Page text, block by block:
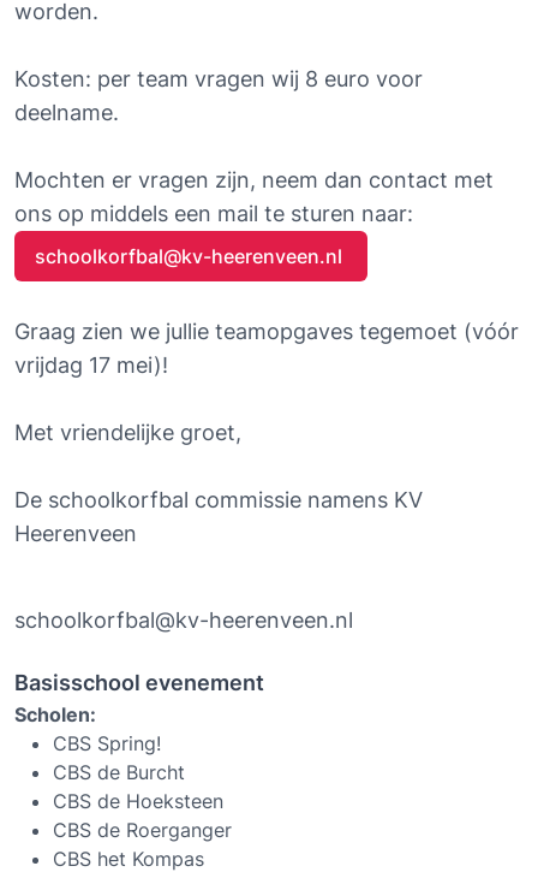
worden.
Kosten: per team vragen wij 8 euro voor
deelname.
Mochten er vragen zijn, neem dan contact met
ons op middels een mail te sturen naar:
schoolkorfbal@kv-heerenveen.nl
Graag zien we jullie teamopgaves tegemoet (vóór
vrijdag 17 mei)!
Met vriendelijke groet,
De schoolkorfbal commissie namens KV
Heerenveen
schoolkorfbal@kv-heerenveen.nl
Basisschool evenement
Scholen:
CBS Spring!
CBS de Burcht
CBS de Hoeksteen
CBS de Roerganger
CBS het Kompas